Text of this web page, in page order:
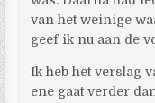
van het weinige
geef ik nu aan de
Ik heb het verslag
ene gaat verder